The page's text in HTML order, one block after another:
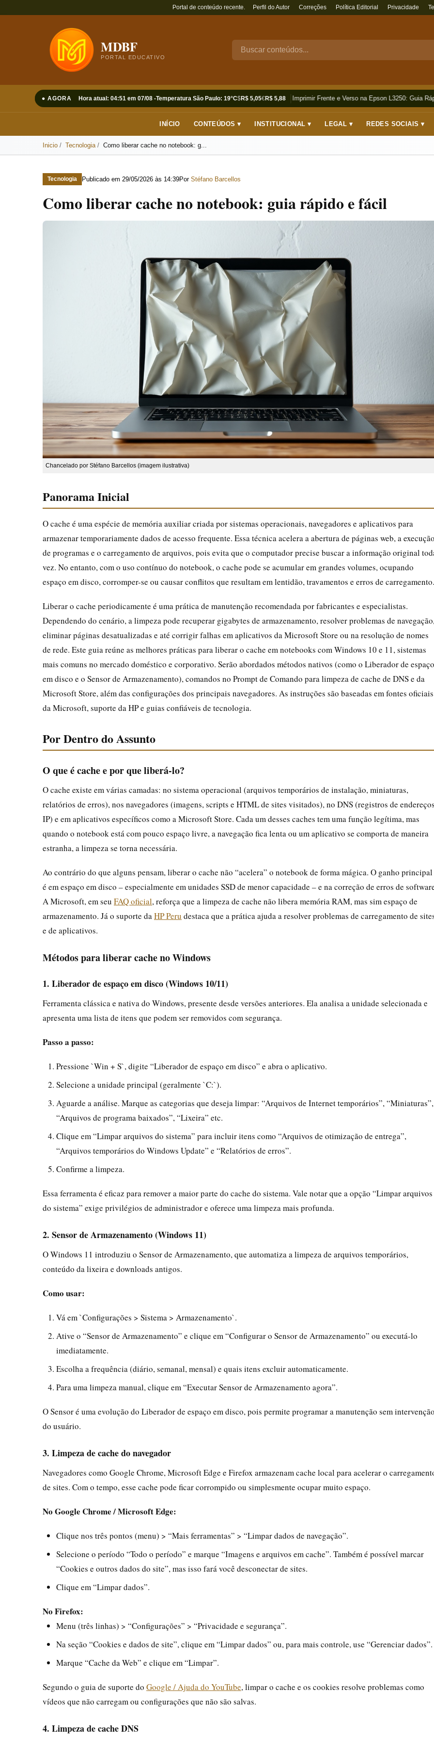
Portal de conteúdo recente. Perfil do Autor Correções Política Editorial Privacidade
MDBF
PORTAL EDUCATIVO
● AGORA Hora atual: 04:51 em 07/08 -Temperatura São Paulo: 19°C$R$ 5,05€R$ 5,88
Como Imprimir Frente e Verso na Epson L3250: Guia
INÍCIO CONTEÚDOS ▾ INSTITUCIONAL ▾ LEGAL ▾ REDES SOCIAIS ▾
Inicio Tecnologia Como liberar cache no notebook: g...
Tecnologia Publicado em 29/05/2026 às 14:39Por Stéfano Barcellos
Como liberar cache no notebook: guia rápido e fácil
Chancelado por Stéfano Barcellos (imagem ilustrativa)
Panorama Inicial
O cache é uma espécie de memória auxiliar criada por sistemas operacionais, navegadores e aplicativos para
armazenar temporariamente dados de acesso frequente. Essa técnica acelera a abertura de páginas web, a execução
de programas e o carregamento de arquivos, pois evita que o computador precise buscar a informação original
vez. No entanto, com o uso contínuo do notebook, o cache pode se acumular em grandes volumes, ocupando
espaço em disco, corromper-se ou causar conflitos que resultam em lentidão, travamentos e erros de carregamento.
Liberar o cache periodicamente é uma prática de manutenção recomendada por fabricantes e especialistas.
Dependendo do cenário, a limpeza pode recuperar gigabytes de armazenamento, resolver problemas de navegação,
eliminar páginas desatualizadas e até corrigir falhas em aplicativos da Microsoft Store ou na resolução de nomes
de rede. Este guia reúne as melhores práticas para liberar o cache em notebooks com Windows 10 e 11, sistemas
mais comuns no mercado doméstico e corporativo. Serão abordados métodos nativos (como o Liberador de espaço
em disco e o Sensor de Armazenamento), comandos no Prompt de Comando para limpeza de cache de DNS e da
Microsoft Store, além das configurações dos principais navegadores. As instruções são baseadas em fontes oficiais
da Microsoft, suporte da HP e guias confiáveis de tecnologia.
Por Dentro do Assunto
O que é cache e por que liberá-lo?
O cache existe em várias camadas: no sistema operacional (arquivos temporários de instalação, miniaturas,
relatórios de erros), nos navegadores (imagens, scripts e HTML de sites visitados), no DNS (registros de endereços
IP) e em aplicativos específicos como a Microsoft Store. Cada um desses caches tem uma função legítima, mas
quando o notebook está com pouco espaço livre, a navegação fica lenta ou um aplicativo se comporta de maneira
estranha, a limpeza se torna necessária.
Ao contrário do que alguns pensam, liberar o cache não “acelera” o notebook de forma mágica. O ganho principal
é em espaço em disco – especialmente em unidades SSD de menor capacidade – e na correção de erros de
A Microsoft, em seu FAQ oficial, reforça que a limpeza de cache não libera memória RAM, mas sim espaço de
armazenamento. Já o suporte da HP Peru destaca que a prática ajuda a resolver problemas de carregamento de
e de aplicativos.
Métodos para liberar cache no Windows
1. Liberador de espaço em disco (Windows 10/11)
Ferramenta clássica e nativa do Windows, presente desde versões anteriores. Ela analisa a unidade selecionada e
apresenta uma lista de itens que podem ser removidos com segurança.
Passo a passo:
Pressione `Win + S`, digite “Liberador de espaço em disco” e abra o aplicativo.
Selecione a unidade principal (geralmente `C:`).
Aguarde a análise. Marque as categorias que deseja limpar: “Arquivos de Internet temporários”, “Miniaturas”,
“Arquivos de programa baixados”, “Lixeira” etc.
Clique em “Limpar arquivos do sistema” para incluir itens como “Arquivos de otimização de entrega”,
“Arquivos temporários do Windows Update” e “Relatórios de erros”.
Confirme a limpeza.
Essa ferramenta é eficaz para remover a maior parte do cache do sistema. Vale notar que a opção “Limpar arquivos
do sistema” exige privilégios de administrador e oferece uma limpeza mais profunda.
2. Sensor de Armazenamento (Windows 11)
O Windows 11 introduziu o Sensor de Armazenamento, que automatiza a limpeza de arquivos temporários,
conteúdo da lixeira e downloads antigos.
Como usar:
Vá em `Configurações > Sistema > Armazenamento`.
Ative o “Sensor de Armazenamento” e clique em “Configurar o Sensor de Armazenamento” ou executá-lo
imediatamente.
Escolha a frequência (diário, semanal, mensal) e quais itens excluir automaticamente.
Para uma limpeza manual, clique em “Executar Sensor de Armazenamento agora”.
O Sensor é uma evolução do Liberador de espaço em disco, pois permite programar a manutenção sem intervenção
do usuário.
3. Limpeza de cache do navegador
Navegadores como Google Chrome, Microsoft Edge e Firefox armazenam cache local para acelerar o
de sites. Com o tempo, esse cache pode ficar corrompido ou simplesmente ocupar muito espaço.
No Google Chrome / Microsoft Edge:
Clique nos três pontos (menu) > “Mais ferramentas” > “Limpar dados de navegação”.
Selecione o período “Todo o período” e marque “Imagens e arquivos em cache”. Também é possível marcar
“Cookies e outros dados do site”, mas isso fará você desconectar de sites.
Clique em “Limpar dados”.
No Firefox:
Menu (três linhas) > “Configurações” > “Privacidade e segurança”.
Na seção “Cookies e dados de site”, clique em “Limpar dados” ou, para mais controle, use “Gerenciar dados”.
Marque “Cache da Web” e clique em “Limpar”.
Segundo o guia de suporte do Google / Ajuda do YouTube, limpar o cache e os cookies resolve problemas como
vídeos que não carregam ou configurações que não são salvas.
4. Limpeza de cache DNS